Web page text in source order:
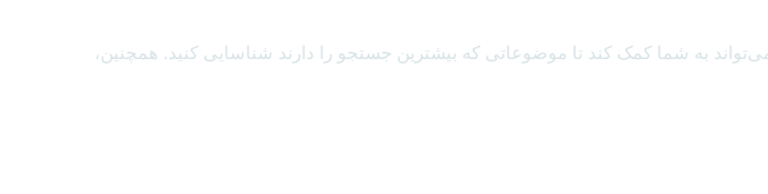
به شما کمک کند تا موضوعاتی که بیشترین جستجو را دارند شناسایی کنید. همچنین،